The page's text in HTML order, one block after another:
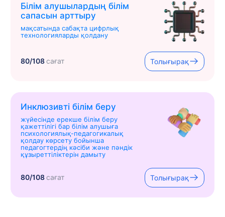
Білім алушылардың білім
сапасын арттыру
мақсатында сабақта цифрлық
технологияларды қолдану
80/108сағат Толығырақ
Инклюзивті білім беру
жүйесінде ерекше білім беру
қажеттілігі бар білім алушыға
психологиялық-педагогикалық
қолдау көрсету бойынша
педагогтердің кәсіби және пәндік
құзыреттіліктерін дамыту
80/108сағат Толығырақ